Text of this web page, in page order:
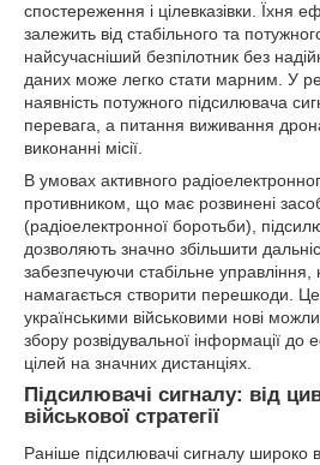
спостереження і цілевказівки. Їхня
залежить від стабільного та
найсучасніший безпілотник без
даних може легко стати марним. У
наявність потужного підсилювача
перевага, а питання виживання
виконанні місії.
В умовах активного
противником, що має розвинені
(радіоелектронної боротьби),
дозволяють значно збільшити
забезпечуючи стабільне управління,
намагається створити перешкоди.
українськими військовими нові
збору розвідувальної інформації до
цілей на значних дистанціях.
Підсилювачі сигналу: від
військової стратегії
Раніше підсилювачі сигналу широко